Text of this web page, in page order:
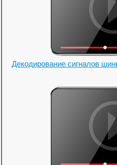
Декодирование сигналов